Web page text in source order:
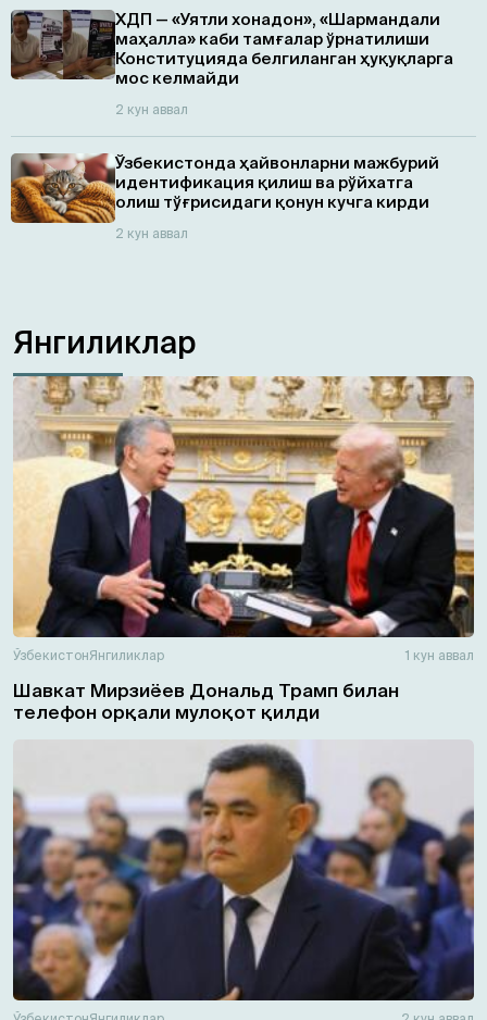
ХДП — «Уятли хонадон», «Шармандали
маҳалла» каби тамғалар ўрнатилиши
Конституцияда белгиланган ҳуқуқларга
мос келмайди
2 кун аввал
Ўзбекистонда ҳайвонларни мажбурий
идентификация қилиш ва рўйхатга
олиш тўғрисидаги қонун кучга кирди
2 кун аввал
Янгиликлар
ЎзбекистонЯнгиликлар 1 кун аввал
Шавкат Мирзиёев Дональд Трамп билан
телефон орқали мулоқот қилди